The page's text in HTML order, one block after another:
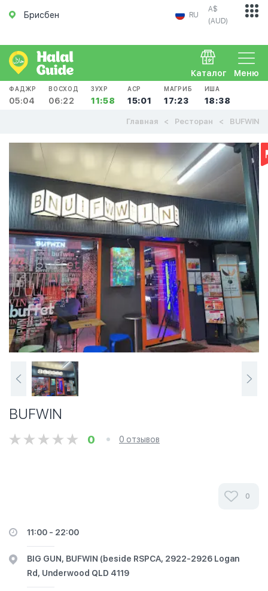
Брисбен RU
A$
(AUD)
Меню
Каталог
ФАДЖР
05:04
ВОСХОД
06:22
ЗУХР
11:58
АСР
15:01
МАГРИБ
17:23
ИША
18:38
Главная Ресторан BUFWIN
BUFWIN
0 0 отзывов
0
11:00 - 22:00
BIG GUN, BUFWIN (beside RSPCA, 2922-2926 Logan
Rd, Underwood QLD 4119